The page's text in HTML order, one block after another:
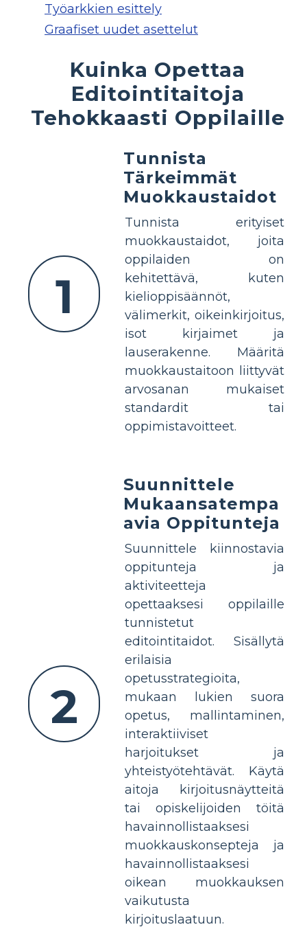
Työarkkien esittely
Graafiset uudet asettelut
Kuinka Opettaa
Editointitaitoja
Tehokkaasti Oppilaille
1
Tunnista
Tärkeimmät
Muokkaustaidot
Tunnista erityiset
muokkaustaidot, joita
oppilaiden on
kehitettävä, kuten
kielioppisäännöt,
välimerkit, oikeinkirjoitus,
isot kirjaimet ja
lauserakenne. Määritä
muokkaustaitoon liittyvät
arvosanan mukaiset
standardit tai
oppimistavoitteet.
2
Suunnittele
Mukaansatempa
avia Oppitunteja
Suunnittele kiinnostavia
oppitunteja ja
aktiviteetteja
opettaaksesi oppilaille
tunnistetut
editointitaidot. Sisällytä
erilaisia
opetusstrategioita,
mukaan lukien suora
opetus, mallintaminen,
interaktiiviset
harjoitukset ja
yhteistyötehtävät. Käytä
aitoja kirjoitusnäytteitä
tai opiskelijoiden töitä
havainnollistaaksesi
muokkauskonsepteja ja
havainnollistaaksesi
oikean muokkauksen
vaikutusta
kirjoituslaatuun.